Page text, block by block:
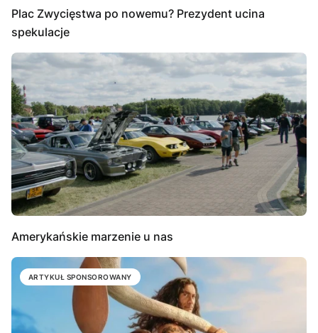
Plac Zwycięstwa po nowemu? Prezydent ucina
spekulacje
Amerykańskie marzenie u nas
ARTYKUŁ SPONSOROWANY